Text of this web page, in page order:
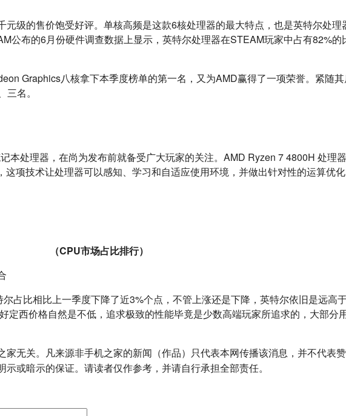
公布的6月份硬件调查数据上显示，英特尔处理器在STEAM玩家中占有82%
名。
项技术让处理器可以感知、学习和自适应使用环境，并做出针对性的运算优
（CPU市场占比排行）
西价格自然是不低，追求极致的性能毕竟是少数高端玩家所追求的，大部分
无关。凡来源非手机之家的新闻（作品）只代表本网传播该消息，并不代表
或暗示的保证。请读者仅作参考，并请自行承担全部责任。